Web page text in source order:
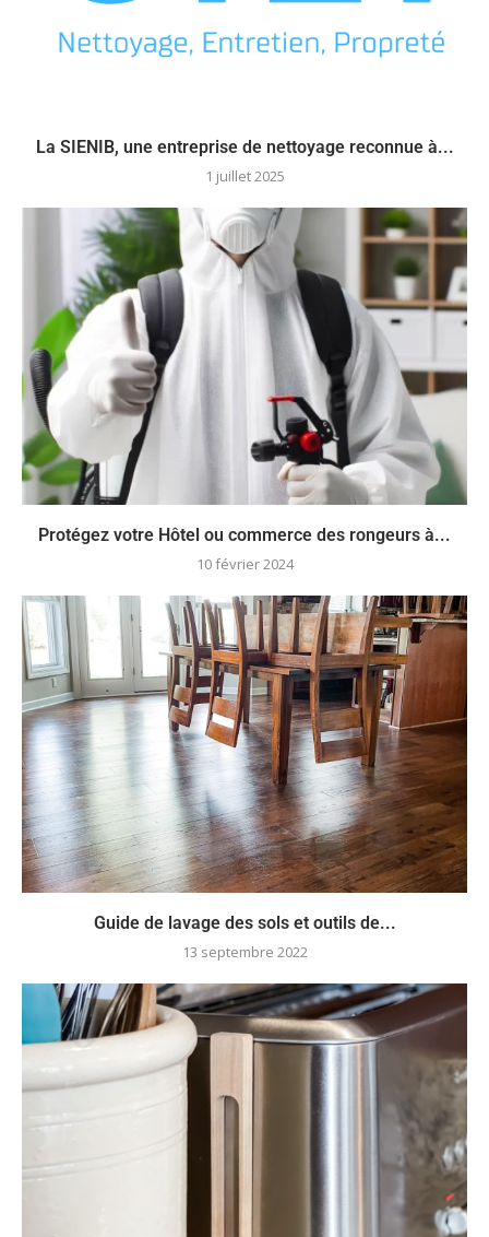
La SIENIB, une entreprise de nettoyage reconnue à...
1 juillet 2025
Protégez votre Hôtel ou commerce des rongeurs à...
10 février 2024
Guide de lavage des sols et outils de...
13 septembre 2022